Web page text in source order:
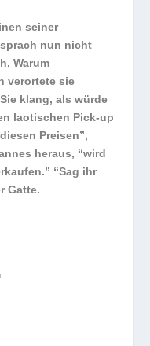
seiner
nun nicht
Warum
verortete sie
klang, als würde
laotischen Pick-up
Preisen”,
heraus, “wird
“Sag ihr
Gatte.